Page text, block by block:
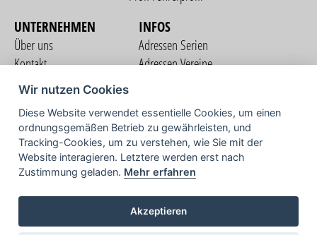
UNTERNEHMEN
Über uns
Kontakt
Nutzungsbedingungen
Datenschutzerklärung
Impressum
INFOS
Adressen Serien
Adressen Vereine
COMMUNITY
TV
Wir nutzen Cookies
Diese Website verwendet essentielle Cookies, um einen
ordnungsgemäßen Betrieb zu gewährleisten, und
Tracking-Cookies, um zu verstehen, wie Sie mit der
Website interagieren. Letztere werden erst nach
Zustimmung geladen. Mehr erfahren
Akzeptieren